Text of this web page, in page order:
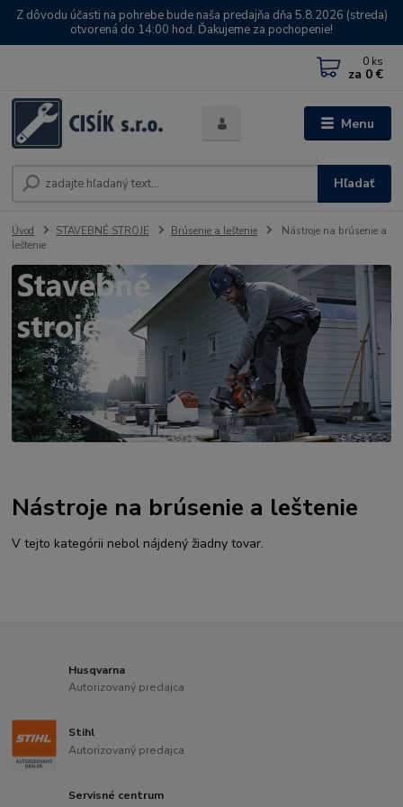
Z dôvodu účasti na pohrebe bude naša predajňa dňa 5.8.2026 (streda)
otvorená do 14:00 hod. Ďakujeme za pochopenie!
Menu
Hľadať
0 ks
za 0 €
Úvod STAVEBNÉ STROJE Brúsenie a leštenie
Nástroje na brúsenie a
leštenie
Nástroje na brúsenie a leštenie
V tejto kategórii nebol nájdený žiadny tovar.
Husqvarna
Autorizovaný predajca
Stihl
Autorizovaný predajca
Servisné centrum